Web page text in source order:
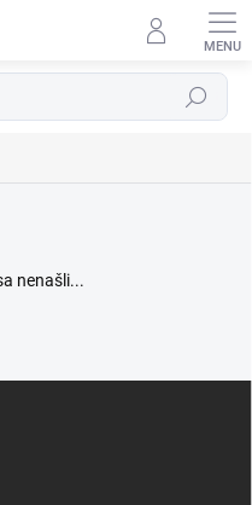
Hľadať
nenašli...